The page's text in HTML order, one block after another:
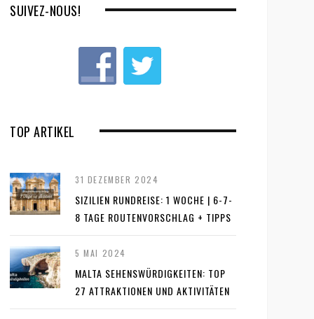
SUIVEZ-NOUS!
TOP ARTIKEL
31 DEZEMBER 2024
SIZILIEN RUNDREISE: 1 WOCHE | 6-7-
8 TAGE ROUTENVORSCHLAG + TIPPS
5 MAI 2024
MALTA SEHENSWÜRDIGKEITEN: TOP
27 ATTRAKTIONEN UND AKTIVITÄTEN